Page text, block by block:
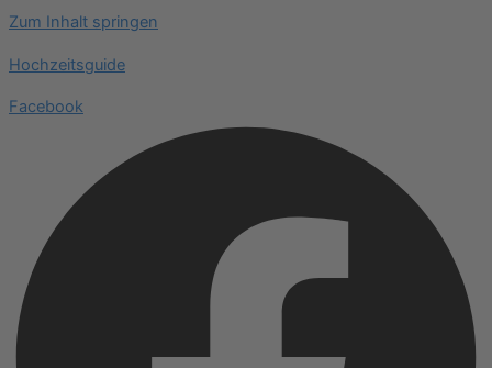
Zum Inhalt springen
Hochzeitsguide
Facebook